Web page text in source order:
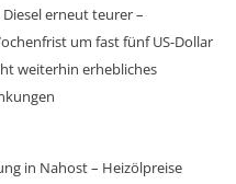
erneut teurer –
um fast fünf US-Dollar
weiterhin erhebliches
in Nahost – Heizölpreise